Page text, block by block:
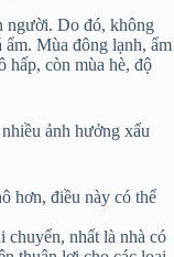
người. Do đó, không
Mùa đông lạnh, ẩm
hấp, còn mùa hè, độ
ảnh hưởng xấu
hơn, điều này có thể
chuyển, nhất là nhà có